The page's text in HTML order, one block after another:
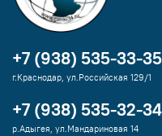
+7 (938) 535-33-35
г.Краснодар, ул.Российская 129/1
+7 (938) 535-32-34
р.Адыгея, ул.Мандариновая 14